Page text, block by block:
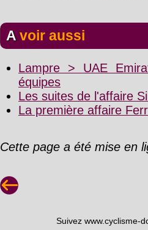
A voir aussi
Lampre > UAE
équipes
Les suites de l'affaire
La première affaire
Cette page a été mise en
Suivez www.cyclisme-